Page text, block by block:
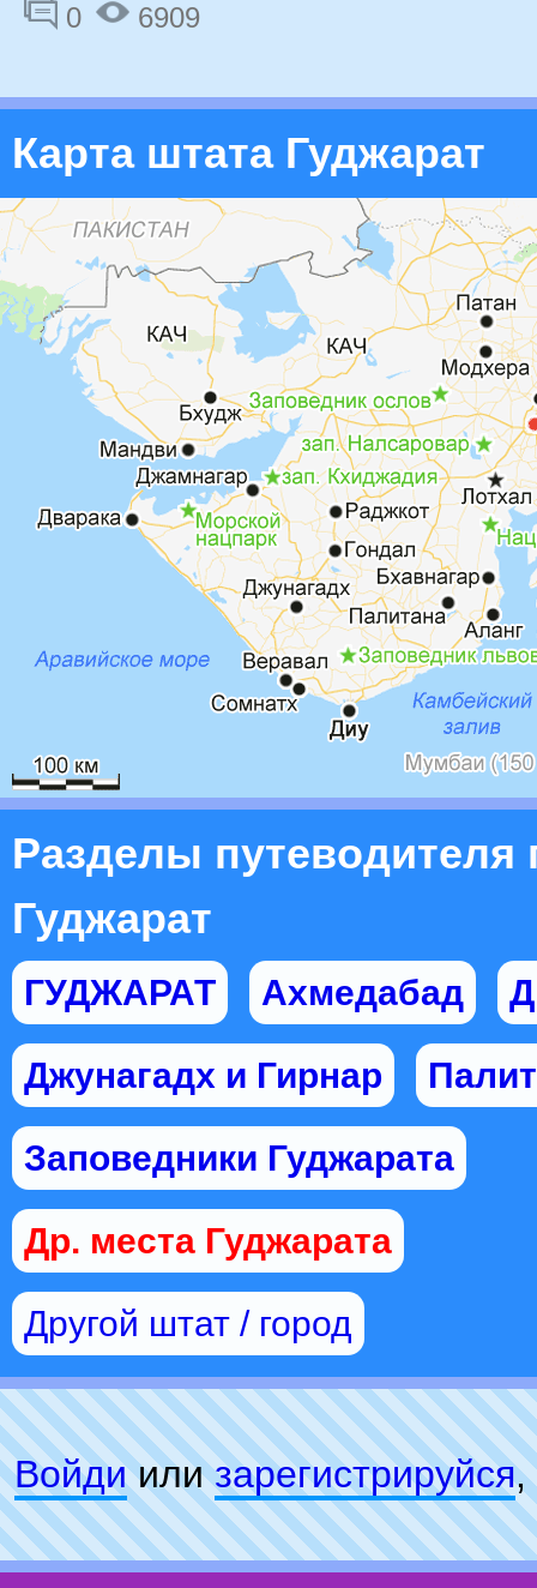
0
6909
Карта штата Гуджарат
Разделы путеводителя
Гуджарат
ГУДЖАРАТ Ахмедабад
Джунагадх и Гирнар
Заповедники Гуджарата
Др. места Гуджарата
Другой штат / город
Войдиилизарeгиcтpируйся,